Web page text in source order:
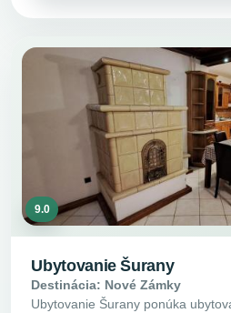
9.0
Ubytovanie Šurany
Destinácia: Nové Zámky
Ubytovanie Šurany ponúka